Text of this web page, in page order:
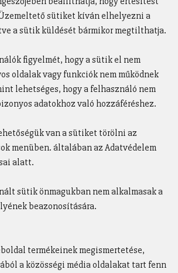
sütiket kíván elhelyezni a
a sütik küldését bármikor megtilthatja.
figyelmét, hogy a sütik el nem
oldalak vagy funkciók nem működnek
lehetséges, hogy a felhasználó nem
adatokhoz való hozzáféréshez.
van a sütiket törölni az
menüben. általában az Adatvédelem
alatt.
sütik önmagukban nem alkalmasak a
beazonosítására.
termékeinek megismertetése,
a közösségi média oldalakat tart fenn